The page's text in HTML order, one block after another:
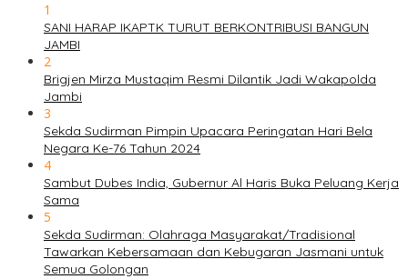
1
SANI HARAP IKAPTK TURUT BERKONTRIBUSI BANGUN
JAMBI
2
Brigjen Mirza Mustaqim Resmi Dilantik Jadi Wakapolda
Jambi
3
Sekda Sudirman Pimpin Upacara Peringatan Hari Bela
Negara Ke-76 Tahun 2024
4
Sambut Dubes India, Gubernur Al Haris Buka Peluang Kerja
Sama
5
Sekda Sudirman: Olahraga Masyarakat/Tradisional
Tawarkan Kebersamaan dan Kebugaran Jasmani untuk
Semua Golongan